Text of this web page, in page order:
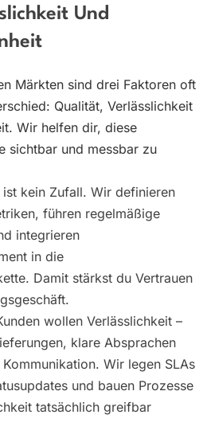
Und
Märkten sind drei Faktoren oft
Qualität, Verlässlichkeit
Wir helfen dir, diese
sichtbar und messbar zu
ist kein Zufall. Wir definieren
führen regelmäßige
integrieren
in die
Damit stärkst du Vertrauen
wollen Verlässlichkeit –
klare Absprachen
Wir legen SLAs
und bauen Prozesse
tatsächlich greifbar